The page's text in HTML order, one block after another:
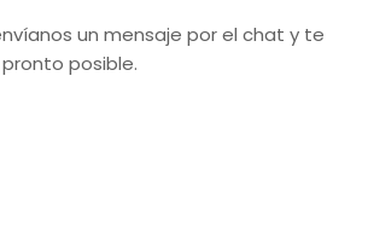
un mensaje por el chat y te
posible.